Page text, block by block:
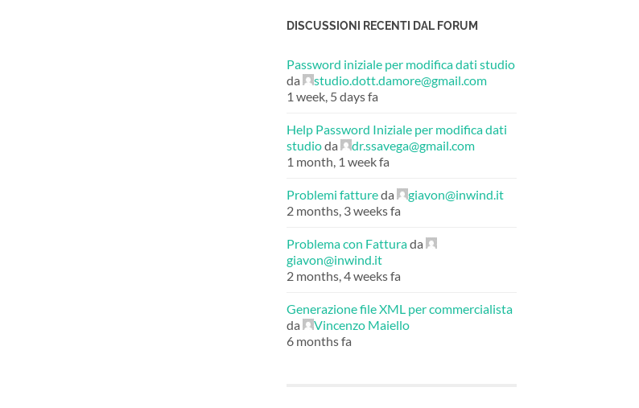
DISCUSSIONI RECENTI DAL FORUM
Password iniziale per modifica dati studio
da
studio.dott.damore@gmail.com
1 week, 5 days fa
Help Password Iniziale per modifica dati
studioda
dr.ssavega@gmail.com
1 month, 1 week fa
Problemi fattureda
giavon@inwind.it
2 months, 3 weeks fa
Problema con Fatturada
giavon@inwind.it
2 months, 4 weeks fa
Generazione file XML per commercialista
da
Vincenzo Maiello
6 months fa